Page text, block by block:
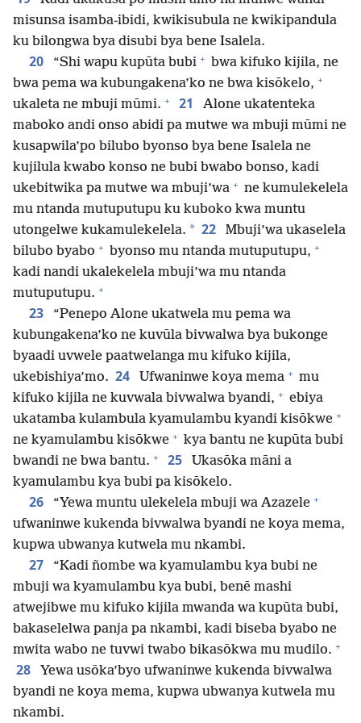
misunsa isamba-ibidi, kwikisubula ne kwikipandula
ku bilongwa bya disubi bya bene Isalela.
20 “Shi wapu kupūta bubi + bwa kifuko kijila, ne
bwa pema wa kubungakena’ko ne bwa kisōkelo, +
ukaleta ne mbuji mūmi. + 21
Alone ukatenteka
maboko andi onso abidi pa mutwe wa mbuji mūmi ne
kusapwila’po bilubo byonso bya bene Isalela ne
kujilula kwabo konso ne bubi bwabo bonso, kadi
ukebitwika pa mutwe wa mbuji’wa + ne kumulekelela
mu ntanda mutuputupu ku kuboko kwa muntu
utongelwe kukamulekelela. * 22
Mbuji’wa ukaselela
bilubo byabo + byonso mu ntanda mutuputupu, +
kadi nandi ukalekelela mbuji’wa mu ntanda
mutuputupu. +
23
“Penepo Alone ukatwela mu pema wa
kubungakena’ko ne kuvūla bivwalwa bya bukonge
byaadi uvwele paatwelanga mu kifuko kijila,
ukebishiya’mo. 24 Ufwaninwe koya mema + mu
kifuko kijila ne kuvwala bivwalwa byandi, + ebiya
ukatamba kulambula kyamulambu kyandi kisōkwe +
ne kyamulambu kisōkwe + kya bantu ne kupūta bubi
bwandi ne bwa bantu. + 25
Ukasōka māni a
kyamulambu kya bubi pa kisōkelo.
26 “Yewa muntu ulekelela mbuji wa Azazele +
ufwaninwe kukenda bivwalwa byandi ne koya mema,
kupwa ubwanya kutwela mu nkambi.
27
“Kadi ñombe wa kyamulambu kya bubi ne
mbuji wa kyamulambu kya bubi, benē mashi
atwejibwe mu kifuko kijila mwanda wa kupūta bubi,
bakaselelwa panja pa nkambi, kadi biseba byabo ne
mwita wabo ne tuvwi twabo bikasōkwa mu mudilo. +
28
Yewa usōka’byo ufwaninwe kukenda bivwalwa
byandi ne koya mema, kupwa ubwanya kutwela mu
nkambi.